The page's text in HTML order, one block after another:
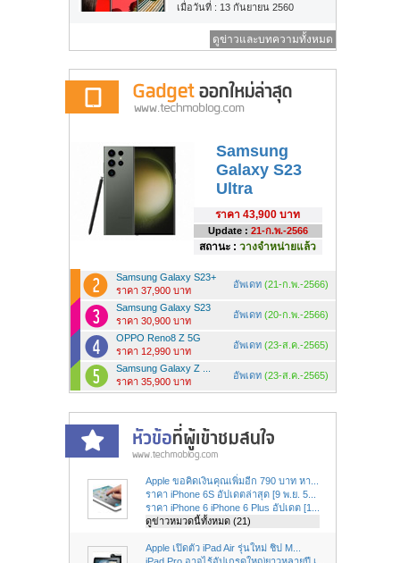
เมื่อวันที่ : 13 กันยายน 2560
ดูข่าวและบทความทั้งหมด
Samsung
Galaxy S23
Ultra
ราคา 43,900 บาท
Update : 21-ก.พ.-2566
สถานะ : วางจำหน่ายแล้ว
Samsung Galaxy S23+
ราคา 37,900 บาท
อัพเดท (21-ก.พ.-2566)
Samsung Galaxy S23
ราคา 30,900 บาท
อัพเดท (20-ก.พ.-2566)
OPPO Reno8 Z 5G
ราคา 12,990 บาท
อัพเดท (23-ส.ค.-2565)
Samsung Galaxy Z ...
ราคา 35,900 บาท
อัพเดท (23-ส.ค.-2565)
Apple ขอคิดเงินคุณเพิ่มอีก 790 บาท หา...
ราคา iPhone 6S อัปเดตล่าสุด [9 พ.ย. 5...
ราคา iPhone 6 iPhone 6 Plus อัปเดต [1...
ดูข่าวหมวดนี้ทั้งหมด (21)
Apple เปิดตัว iPad Air รุ่นใหม่ ชิป M...